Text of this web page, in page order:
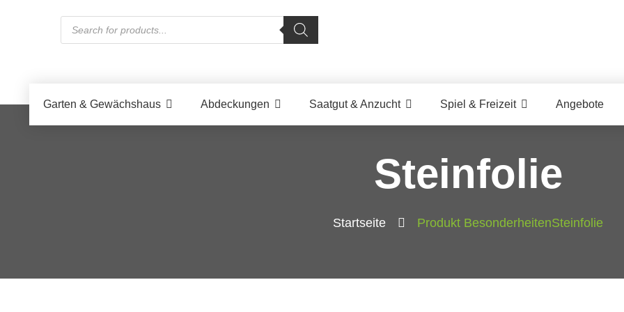
Products
Garten & Gewächshaus Abdeckungen Saatgut & Anzucht Spiel & Freizeit Angebote
Steinfolie
Startseite Produkt BesonderheitenSteinfolie